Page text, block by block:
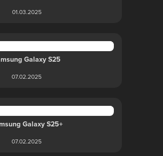
01.03.2025
Galaxy S25
07.02.2025
Galaxy S25+
07.02.2025